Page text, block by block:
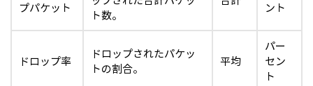
プパケット
ト数。
ント
ドロップ率
ドロップされたパケッ
トの割合。
平均
パー
セン
ト